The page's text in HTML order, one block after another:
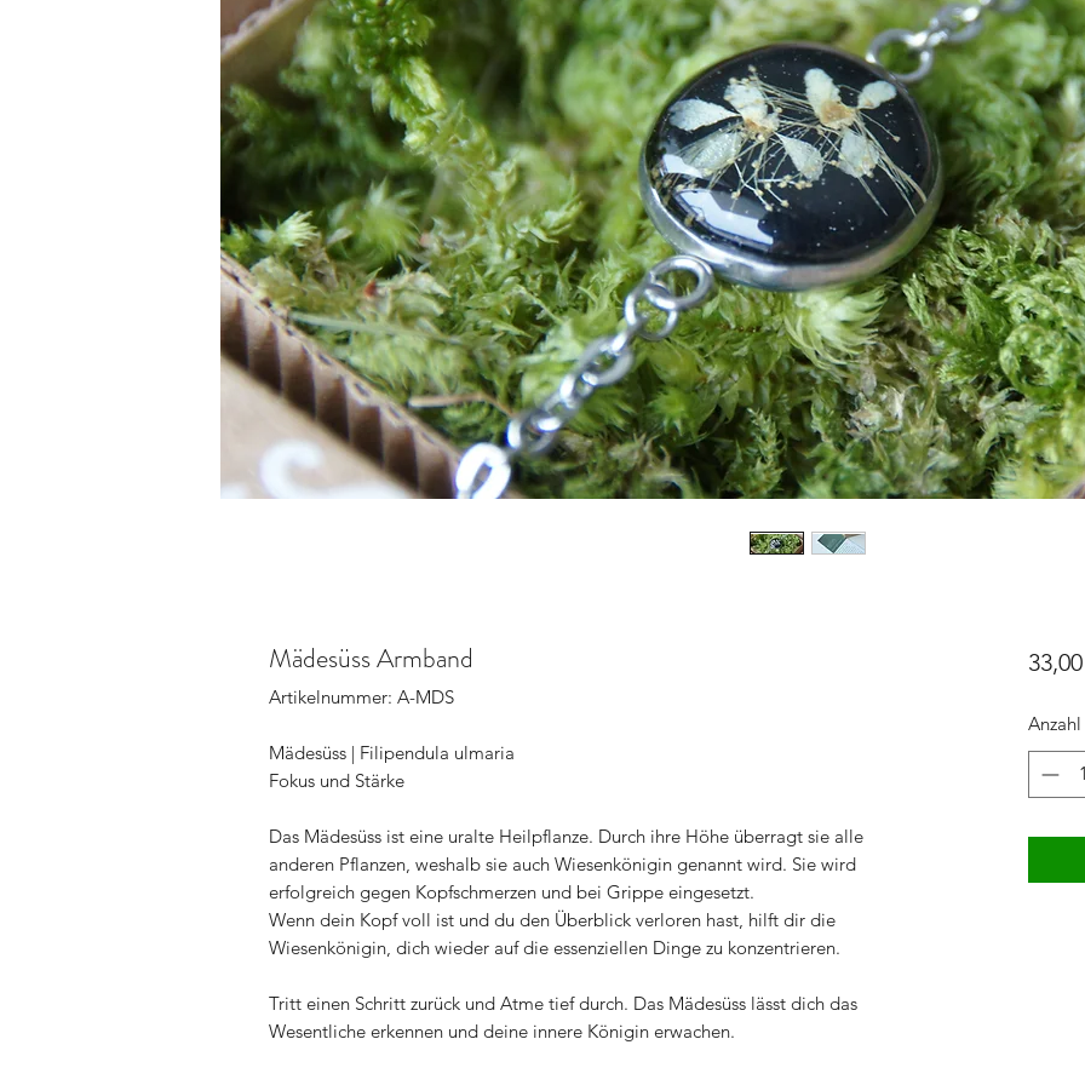
Mädesüss Armband
Artikelnummer: A-MDS
Mädesüss | Filipendula ulmaria
Fokus und Stärke
Das Mädesüss ist eine uralte Heilpflanze. Durch ihre Höhe überragt sie alle
anderen Pflanzen, weshalb sie auch Wiesenkönigin genannt wird. Sie wird
erfolgreich gegen Kopfschmerzen und bei Grippe eingesetzt.
Wenn dein Kopf voll ist und du den Überblick verloren hast, hilft dir die
Wiesenkönigin, dich wieder auf die essenziellen Dinge zu konzentrieren.
Tritt einen Schritt zurück und Atme tief durch. Das Mädesüss lässt dich das
Wesentliche erkennen und deine innere Königin erwachen.
Anzahl